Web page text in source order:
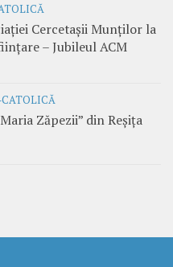
Cercetașii Munților la
– Jubileul ACM
Zăpezii” din Reșița